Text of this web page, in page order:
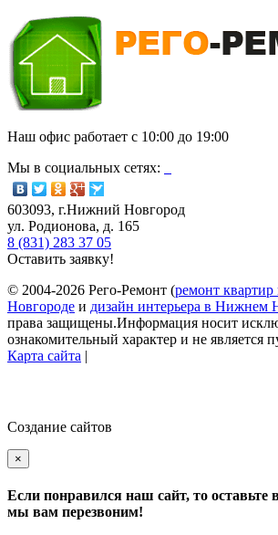
Наш офис работает с 10:00 до 19:00
Мы в социальных сетях:
603093, г.Нижний Новгород
ул. Родионова, д. 165
8 (831) 283 37 05
Оставить заявку!
© 2004-2026 Рего-Ремонт (ремонт
Новгороде и дизайн интерьера в Нижнем
права защищены.Информация носит
ознакомительный характер и не является
Карта сайта |
Создание сайтов
×
Если понравился наш сайт, то
мы вам перезвоним!